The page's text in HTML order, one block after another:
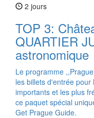
2 jours
TOP 3:
QUARTIER
astronomique
Le programme
les billets d'entrée
importants et les plus
ce paquet spécial
Get Prague Guide.